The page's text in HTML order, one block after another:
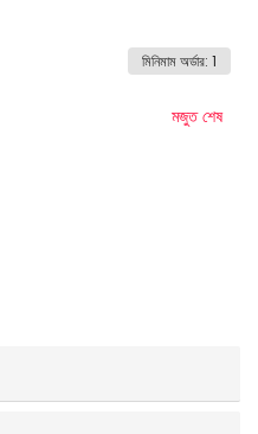
মিনিমাম অর্ডার: 1
মজুত শেষ